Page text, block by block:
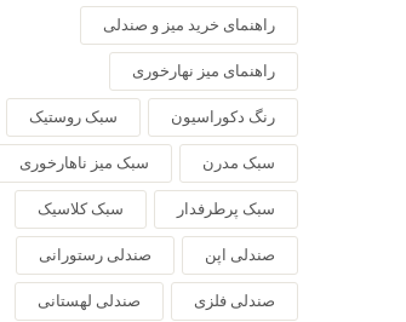
راهنمای خرید میز و صندلی
راهنمای میز نهارخوری
رنگ دکوراسیون سبک روستیک
سبک مدرن سبک میز ناهارخوری
سبک پرطرفدار سبک کلاسیک
صندلی اپن صندلی رستورانی
صندلی فلزی صندلی لهستانی